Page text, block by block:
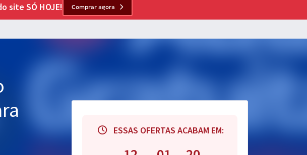
site SÓ HOJE! Comprar agora
ESSAS OFERTAS ACABAM EM: